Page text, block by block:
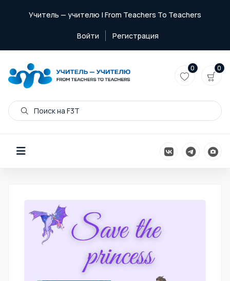
Учитель — учителю | From Teachers To Teachers
Войти Регистрация
Поиск на F3T
0 0